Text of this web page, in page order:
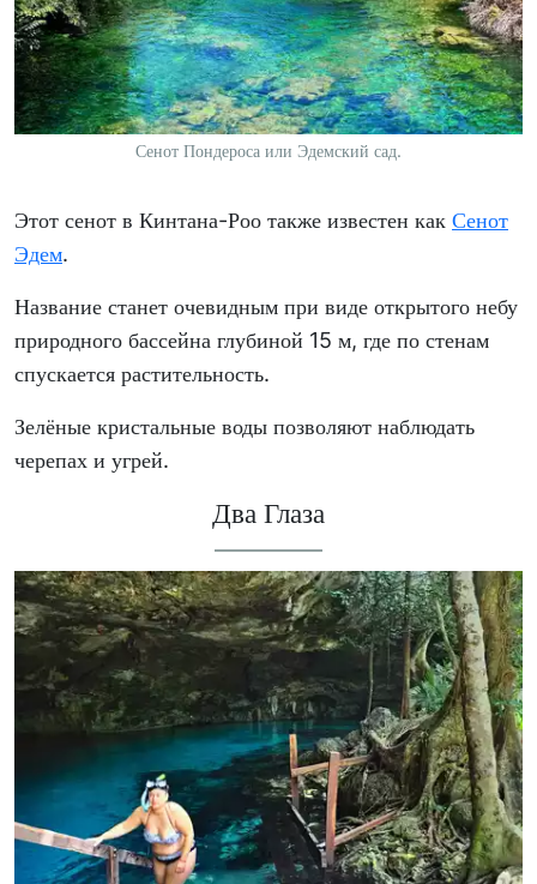
Сенот Пондероса или Эдемский сад.
Этот сенот в Кинтана-Роо также известен как Сенот
Эдем.
Название станет очевидным при виде открытого небу
природного бассейна глубиной 15 м, где по стенам
спускается растительность.
Зелёные кристальные воды позволяют наблюдать
черепах и угрей.
Два Глаза